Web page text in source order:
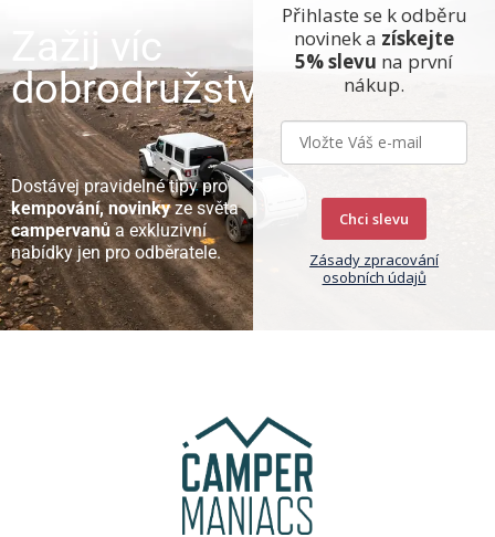
Zažij víc
dobrodružství
Dostávej pravidelné tipy pro
kempování, novinkyze světa
campervanůa exkluzivní
nabídky jen pro odběratele.
Přihlaste se k odběru
novinek a získejte
5% slevu na první
nákup.
Chci slevu
Zásady zpracování
osobních údajů